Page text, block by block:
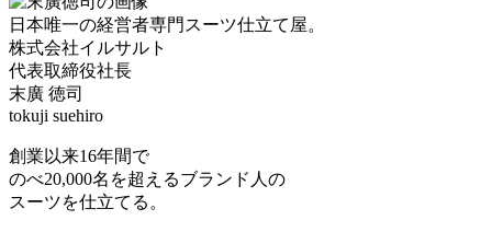
日本唯一の経営者専門スーツ仕立て屋。
株式会社イルサルト
代表取締役社長
末廣 徳司
tokuji suehiro
創業以来16年間で
のべ20,000名を超えるブランド人の
スーツを仕立てる。